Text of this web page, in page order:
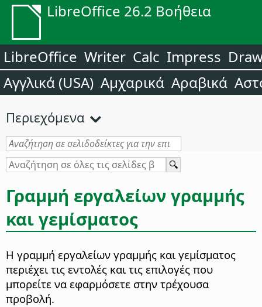
LibreOffice 26.2 Βοήθεια
LibreOffice Writer Calc Impress
Αγγλικά (USA) Αμχαρικά Αραβικά
Περιεχόμενα
Γραμμή εργαλείων γραμμής
και γεμίσματος
Η γραμμή εργαλείων γραμμής και γεμίσματος
περιέχει τις εντολές και τις επιλογές που
μπορείτε να εφαρμόσετε στην τρέχουσα
προβολή.